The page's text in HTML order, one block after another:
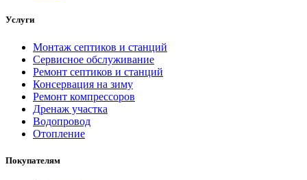
Услуги
Монтаж септиков и станций
Сервисное обслуживание
Ремонт септиков и станций
Консервация на зиму
Ремонт компрессоров
Дренаж участка
Водопровод
Отопление
Покупателям